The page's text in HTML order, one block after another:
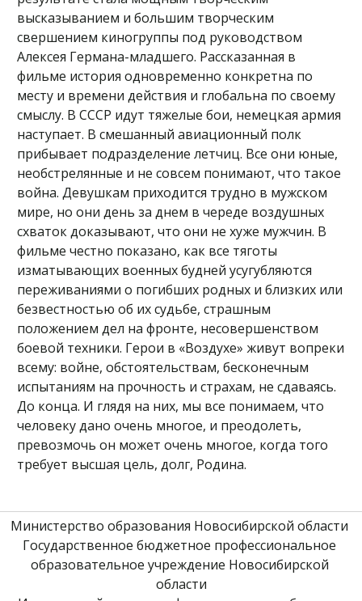
высказыванием и большим творческим
свершением киногруппы под руководством
Алексея Германа-младшего. Рассказанная в
фильме история одновременно конкретна по
месту и времени действия и глобальна по своему
смыслу. В СССР идут тяжелые бои, немецкая армия
наступает. В смешанный авиационный полк
прибывает подразделение летчиц. Все они юные,
необстрелянные и не совсем понимают, что такое
война. Девушкам приходится трудно в мужском
мире, но они день за днем в череде воздушных
схваток доказывают, что они не хуже мужчин. В
фильме честно показано, как все тяготы
изматывающих военных будней усугубляются
переживаниями о погибших родных и близких или
безвестностью об их судьбе, страшным
положением дел на фронте, несовершенством
боевой техники. Герои в «Воздухе» живут вопреки
всему: войне, обстоятельствам, бесконечным
испытаниям на прочность и страхам, не сдаваясь.
До конца. И глядя на них, мы все понимаем, что
человеку дано очень многое, и преодолеть,
превозмочь он может очень многое, когда того
требует высшая цель, долг, Родина.
Министерство образования Новосибирской области
Государственное бюджетное профессиональное
образовательное учреждение Новосибирской
области